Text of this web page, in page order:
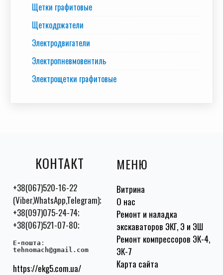
Щетки графитовые
Щеткодржатели
Электродвигатели
Электропневмовентиль
Электрощетки графитовые
КОНТАКТ
+38(067)520-16-22
(Viber,WhatsApp,Telegram);
+38(097)075-24-74;
+38(067)521-07-80;
E-пошта :
tehnomach@gmail.com
https://ekg5.com.ua/
МЕНЮ
Витрина
О нас
Ремонт и наладка
экскаваторов ЭКГ, Э и ЭШ
Ремонт компрессоров ЭК-4,
ЭК-7
Карта сайта